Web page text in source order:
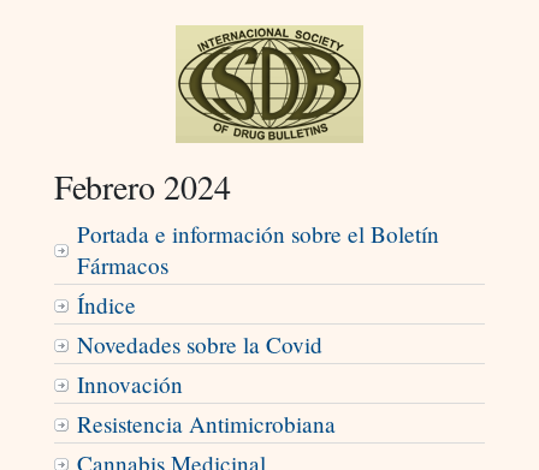
Febrero 2024
Portada e información sobre el Boletín
Fármacos
Índice
Novedades sobre la Covid
Innovación
Resistencia Antimicrobiana
Cannabis Medicinal